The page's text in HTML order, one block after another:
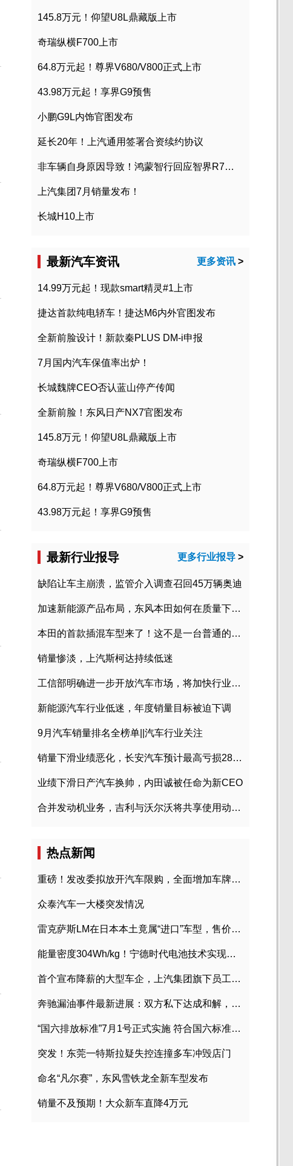
145.8万元！仰望U8L鼎藏版上市
奇瑞纵横F700上市
64.8万元起！尊界V680/V800正式上市
43.98万元起！享界G9预售
小鹏G9L内饰官图发布
延长20年！上汽通用签署合资续约协议
非车辆自身原因导致！鸿蒙智行回应智界R7起火事故
上汽集团7月销量发布！
长城H10上市
最新汽车资讯 更多资讯 >
14.99万元起！现款smart精灵#1上市
捷达首款纯电轿车！捷达M6内外官图发布
全新前脸设计！新款秦PLUS DM-i申报
7月国内汽车保值率出炉！
长城魏牌CEO否认蓝山停产传闻
全新前脸！东风日产NX7官图发布
145.8万元！仰望U8L鼎藏版上市
奇瑞纵横F700上市
64.8万元起！尊界V680/V800正式上市
43.98万元起！享界G9预售
最新行业报导 更多行业报导 >
缺陷让车主崩溃，监管介入调查召回45万辆奥迪
加速新能源产品布局，东风本田如何在质量下转型？
本田的首款插混车型来了！这不是一台普通的CR-V
销量惨淡，上汽斯柯达持续低迷
工信部明确进一步开放汽车市场，将加快行业兼并重组
新能源汽车行业低迷，年度销量目标被迫下调
9月汽车销量排名全榜单||汽车行业关注
销量下滑业绩恶化，长安汽车预计最高亏损28亿元
业绩下滑日产汽车换帅，内田诚被任命为新CEO
合并发动机业务，吉利与沃尔沃将共享使用动力总成
热点新闻
重磅！发改委拟放开汽车限购，全面增加车牌指标
众泰汽车一大楼突发情况
雷克萨斯LM在日本本土竟属“进口”车型，售价2580万日元
能量密度304Wh/kg！宁德时代电池技术实现突破
首个宣布降薪的大型车企，上汽集团旗下员工降薪文件曝光
奔驰漏油事件最新进展：双方私下达成和解，工商已介入调查
“国六排放标准”7月1号正式实施 符合国六标准车型目录一览
突发！东莞一特斯拉疑失控连撞多车冲毁店门
命名“凡尔赛”，东风雪铁龙全新车型发布
销量不及预期！大众新车直降4万元